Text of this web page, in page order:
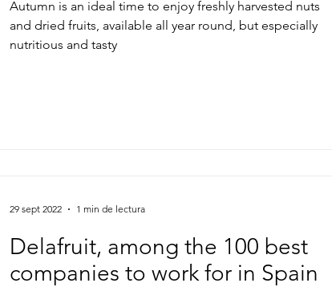
Autumn is an ideal time to enjoy freshly harvested nuts
and dried fruits, available all year round, but especially
nutritious and tasty
Delafruit, among the 100 best
companies to work for in Spain
29 sept 2022 1 min de lectura